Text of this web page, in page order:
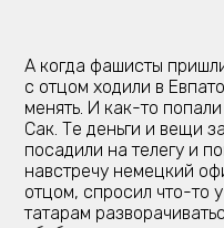
А когда фашисты
с отцом ходили в
менять. И как-то
Сак. Те деньги и вещи
посадили на телегу и
навстречу немецкий
отцом, спросил что-то
татарам